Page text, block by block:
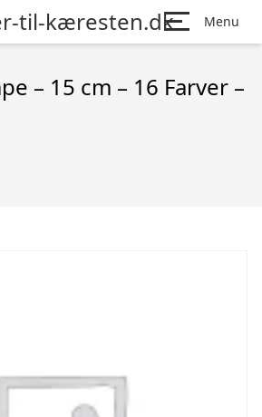
til-kæresten.dk Menu
– 15 cm – 16 Farver –